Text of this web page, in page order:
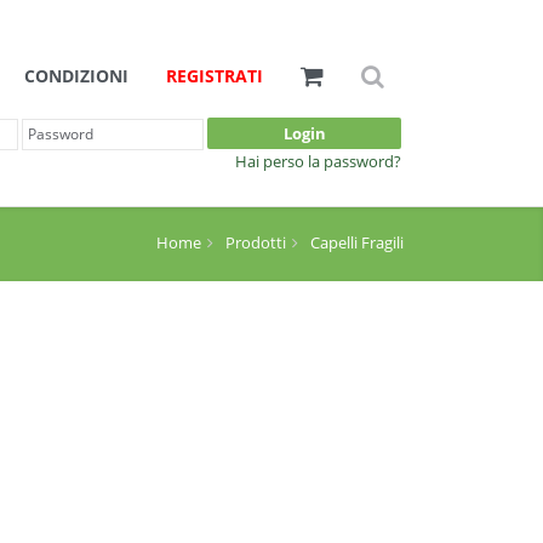
CONDIZIONI REGISTRATI
Login
Hai perso la password?
Home Prodotti Capelli Fragili